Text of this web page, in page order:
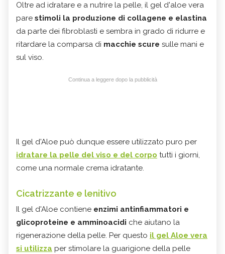
Oltre ad idratare e a nutrire la pelle, il gel d'aloe vera
pare stimoli la produzione di collagene e elastina
da parte dei fibroblasti e sembra in grado di ridurre e
ritardare la comparsa di macchie scure sulle mani e
sul viso.
Continua a leggere dopo la pubblicità
Il gel d'Aloe può dunque essere utilizzato puro per
idratare la pelle del viso e del corpo tutti i giorni,
come una normale crema idratante.
Cicatrizzante e lenitivo
Il gel d'Aloe contiene enzimi antinfiammatori e
glicoproteine e amminoacidi che aiutano la
rigenerazione della pelle. Per questo il gel Aloe vera
si utilizza per stimolare la guarigione della pelle